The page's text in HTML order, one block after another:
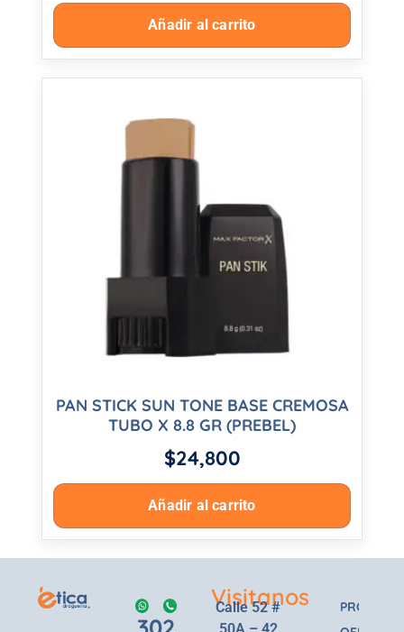
Añadir al carrito
PAN STICK SUN TONE BASE CREMOSA
TUBO X 8.8 GR (PREBEL)
$24,800
Añadir al carrito
Visitanos
Calle 52 #
50A – 42